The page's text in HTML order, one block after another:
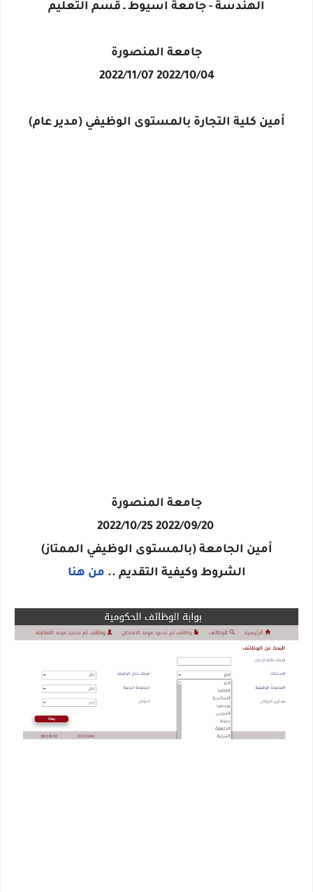
الهندسة - جامعة اسيوط ـ قسم التعليم
جامعة المنصورة
2022/10/04 2022/11/07
أمين كلية التجارة بالمستوى الوظيفي (مدير عام)
جامعة المنصورة
2022/09/20 2022/10/25
أمين الجامعة (بالمستوى الوظيفي الممتاز)
الشروط وكيفية التقديم .. من هنا